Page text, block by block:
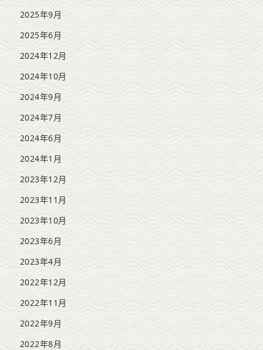
2025年9月
2025年6月
2024年12月
2024年10月
2024年9月
2024年7月
2024年6月
2024年1月
2023年12月
2023年11月
2023年10月
2023年6月
2023年4月
2022年12月
2022年11月
2022年9月
2022年8月